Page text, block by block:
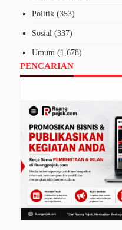
Politik (353)
Sosial (337)
Umum (1,678)
PENCARIAN